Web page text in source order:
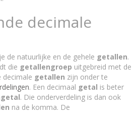
decimale
de natuurlijke en de gehele getallen.
die getallengroep uitgebreid met de
decimale getallen zijn onder te
. Een decimaal getal is beter
. Die onderverdeling is dan ook
na de komma. De